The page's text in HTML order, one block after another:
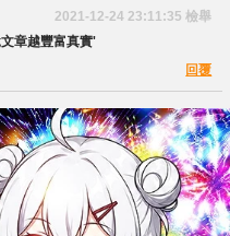
2021-12-24 23:11:35 檢舉
章越豐富真實'
回覆